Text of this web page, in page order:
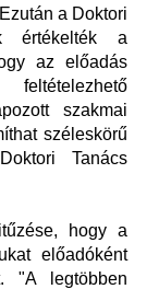
a Doktori
értékelték a
az előadás
szakmai
széleskörű
Tanács
hogy a
előadóként
"A legtöbben